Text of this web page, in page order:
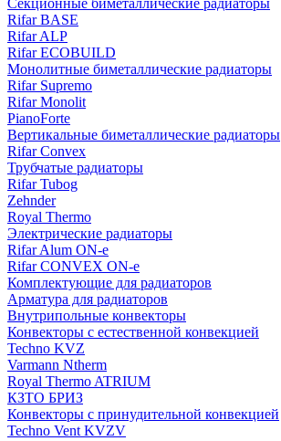
Секционные биметаллические радиаторы
Rifar BASE
Rifar ALP
Rifar ECOBUILD
Монолитные биметаллические радиаторы
Rifar Supremo
Rifar Monolit
PianoForte
Вертикальные биметаллические радиаторы
Rifar Convex
Трубчатые радиаторы
Rifar Tubog
Zehnder
Royal Thermo
Электрические радиаторы
Rifar Alum ON-e
Rifar CONVEX ON-e
Комплектующие для радиаторов
Арматура для радиаторов
Внутрипольные конвекторы
Конвекторы с естественной конвекцией
Techno KVZ
Varmann Ntherm
Royal Thermo ATRIUM
КЗТО БРИЗ
Конвекторы с принудительной конвекцией
Techno Vent KVZV